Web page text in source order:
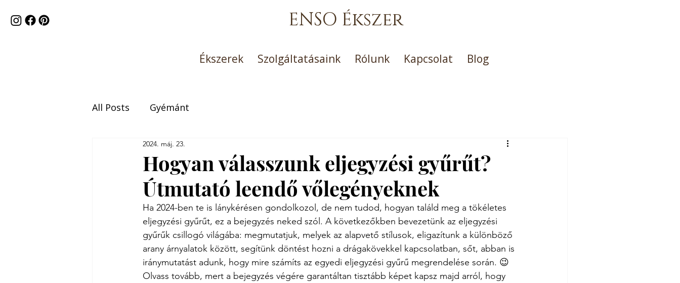
ENSO Ékszer
Ékszerek Szolgáltatásaink Rólunk Kapcsolat Blog
All Posts Gyémánt
Hogyan válasszunk eljegyzési gyűrűt?
Útmutató leendő vőlegényeknek
2024. máj. 23.
Ha 2024-ben te is lánykérésen gondolkozol, de nem tudod, hogyan találd meg a tökéletes
eljegyzési gyűrűt, ez a bejegyzés neked szól. A következőkben bevezetünk az eljegyzési
gyűrűk csillogó világába: megmutatjuk, melyek az alapvető stílusok, eligazítunk a különböző
arany árnyalatok között, segítünk döntést hozni a drágakövekkel kapcsolatban, sőt, abban is
iránymutatást adunk, hogy mire számíts az egyedi eljegyzési gyűrű megrendelése során. 😉
Olvass tovább, mert a bejegyzés végére garantáltan tisztább képet kapsz majd arról, hogy